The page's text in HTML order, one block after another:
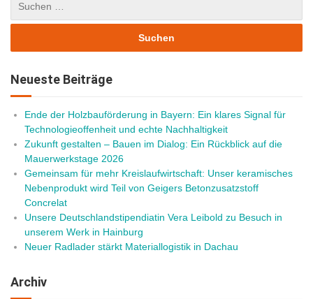
Neueste Beiträge
Ende der Holzbauförderung in Bayern: Ein klares Signal für
Technologieoffenheit und echte Nachhaltigkeit
Zukunft gestalten – Bauen im Dialog: Ein Rückblick auf die
Mauerwerkstage 2026
Gemeinsam für mehr Kreislaufwirtschaft: Unser keramisches
Nebenprodukt wird Teil von Geigers Betonzusatzstoff
Concrelat
Unsere Deutschlandstipendiatin Vera Leibold zu Besuch in
unserem Werk in Hainburg
Neuer Radlader stärkt Materiallogistik in Dachau
Archiv